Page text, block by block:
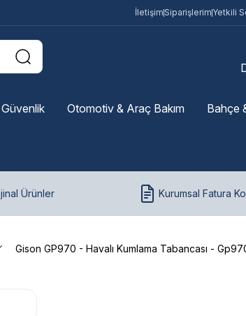
İletişimSiparişlerim Yetkili
Otomotiv & Araç Bakım Bahçe
Ürünler Kurumsal Fatura
Gison GP970 - Havalı Kumlama Tabancası -